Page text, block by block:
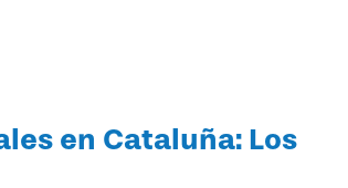
en Cataluña: Los